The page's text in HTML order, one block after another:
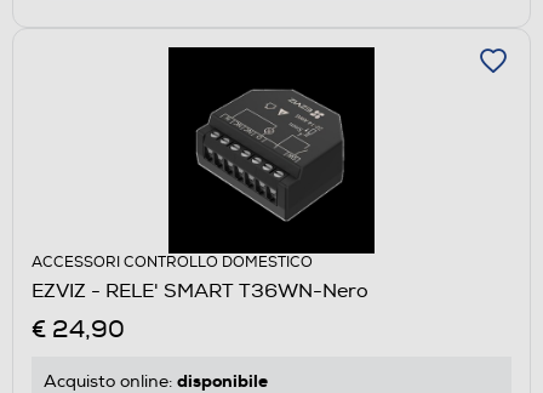
ACCESSORI CONTROLLO DOMESTICO
EZVIZ - RELE' SMART T36WN-Nero
€ 24,90
Acquisto online: disponibile